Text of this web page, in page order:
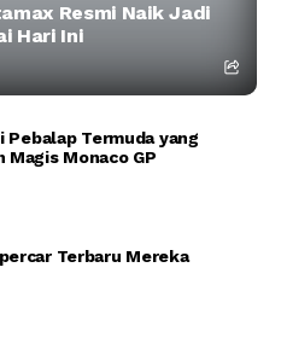
Resmi Naik Jadi
Hari Ini
Termuda yang
Magis Monaco GP
Terbaru Mereka